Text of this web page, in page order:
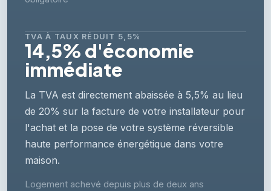
TVA À TAUX RÉDUIT 5,5%
14,5% d'économie
immédiate
La TVA est directement abaissée à 5,5% au lieu
de 20% sur la facture de votre installateur pour
l'achat et la pose de votre système réversible
haute performance énergétique dans votre
maison.
Logement achevé depuis plus de deux ans